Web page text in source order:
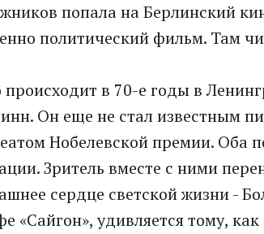
попала на Берлинский
политический фильм. Там
происходит в 70-е годы в
Он еще не стал известным
Нобелевской премии. Оба
Зритель вместе с ними
сердце светской жизни -
«Сайгон», удивляется тому,